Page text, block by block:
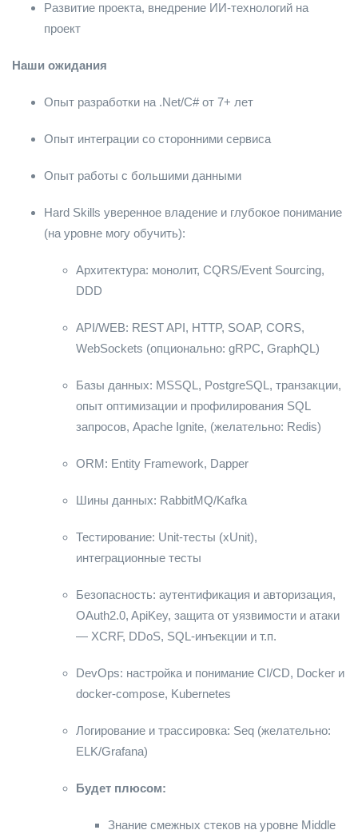
Развитие проекта, внедрение ИИ-технологий на
проект
Наши ожидания
Опыт разработки на .Net/C# от 7+ лет
Опыт интеграции со сторонними сервиса
Опыт работы с большими данными
Hard Skills уверенное владение и глубокое понимание
(на уровне могу обучить):
Архитектура: монолит, CQRS/Event Sourcing,
DDD
API/WEB: REST API, HTTP, SOAP, CORS,
WebSockets (опционально: gRPC, GraphQL)
Базы данных: MSSQL, PostgreSQL, транзакции,
опыт оптимизации и профилирования SQL
запросов, Apache Ignite, (желательно: Redis)
ORM: Entity Framework, Dapper
Шины данных: RabbitMQ/Kafka
Тестирование: Unit-тесты (xUnit),
интеграционные тесты
Безопасность: аутентификация и авторизация,
OAuth2.0, ApiKey, защита от уязвимости и атаки
— XCRF, DDoS, SQL-инъекции и т.п.
DevOps: настройка и понимание CI/CD, Docker и
docker-compose, Kubernetes
Логирование и трассировка: Seq (желательно:
ELK/Grafana)
Будет плюсом:
Знание смежных стеков на уровне Middle